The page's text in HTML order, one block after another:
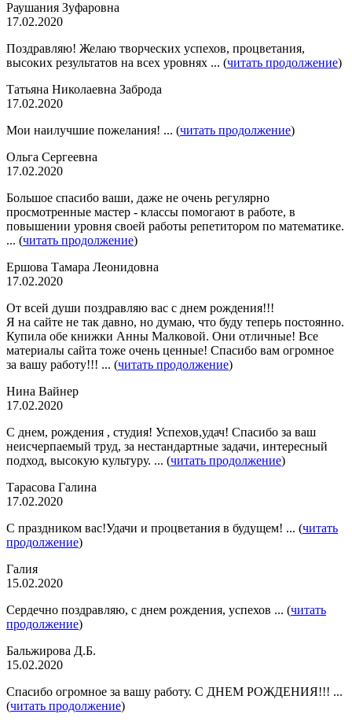
Раушания Зуфаровна
17.02.2020
Поздравляю! Желаю творческих успехов, процветания,
высоких результатов на всех уровнях ... (читать продолжение)
Татьяна Николаевна Заброда
17.02.2020
Мои наилучшие пожелания! ... (читать продолжение)
Ольга Сергеевна
17.02.2020
Большое спасибо ваши, даже не очень регулярно
просмотренные мастер - классы помогают в работе, в
повышении уровня своей работы репетитором по математике.
... (читать продолжение)
Ершова Тамара Леонидовна
17.02.2020
От всей души поздравляю вас с днем рождения!!!
Я на сайте не так давно, но думаю, что буду теперь постоянно.
Купила обе книжки Анны Малковой. Они отличные! Все
материалы сайта тоже очень ценные! Спасибо вам огромное
за вашу работу!!! ... (читать продолжение)
Нина Вайнер
17.02.2020
С днем, рождения , студия! Успехов,удач! Спасибо за ваш
неисчерпаемый труд, за нестандартные задачи, интересный
подход, высокую культуру. ... (читать продолжение)
Тарасова Галина
17.02.2020
С праздником вас!Удачи и процветания в будущем! ... (читать
продолжение)
Галия
15.02.2020
Сердечно поздравляю, с днем рождения, успехов ... (читать
продолжение)
Бальжирова Д.Б.
15.02.2020
Спасибо огромное за вашу работу. С ДНЕМ РОЖДЕНИЯ!!! ...
(читать продолжение)